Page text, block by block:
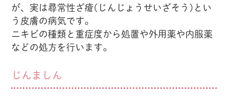
が、実は尋常性ざ瘡(じんじょうせいざそう)とい
う皮膚の病気です。
ニキビの種類と重症度から処置や外用薬や内服薬
などの処方を行います。
じんましん